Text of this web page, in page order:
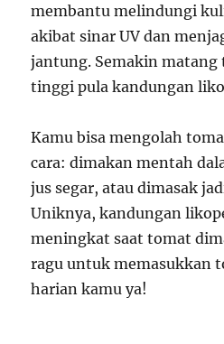
membantu melindungi
akibat sinar UV dan
jantung. Semakin matang
tinggi pula kandungan
Kamu bisa mengolah
cara: dimakan mentah
jus segar, atau dimasak
Uniknya, kandungan
meningkat saat tomat
ragu untuk memasukkan
harian kamu ya!